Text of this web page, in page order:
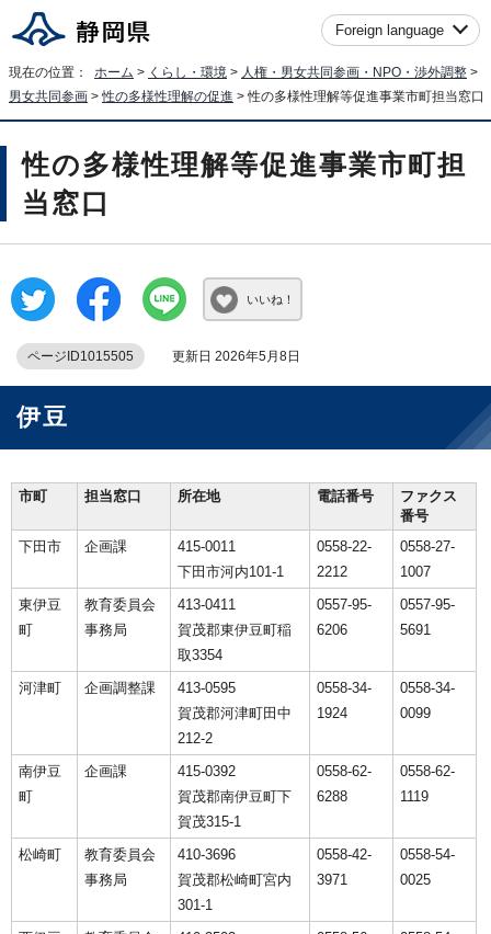
Foreign language
現在の位置： ホーム > くらし・環境 > 人権・男女共同参画・NPO・渉外調整 >
男女共同参画 >性の多様性理解の促進 > 性の多様性理解等促進事業市町担当窓口
性の多様性理解等促進事業市町担
当窓口
いいね！
ページID1015505 更新日 2026年5月8日
伊豆
市町 担当窓口 所在地 電話番号
ファクス
番号
下田市
企画課
415-0011
下田市河内101-1
0558-22-
2212
0558-27-
1007
東伊豆
町
教育委員会
事務局
413-0411
賀茂郡東伊豆町稲
取3354
0557-95-
6206
0557-95-
5691
河津町 企画調整課
413-0595
賀茂郡河津町田中
212-2
0558-34-
1924
0558-34-
0099
南伊豆
町
企画課
415-0392
賀茂郡南伊豆町下
賀茂315-1
0558-62-
6288
0558-62-
1119
松崎町
教育委員会
事務局
410-3696
賀茂郡松崎町宮内
301-1
0558-42-
3971
0558-54-
0025